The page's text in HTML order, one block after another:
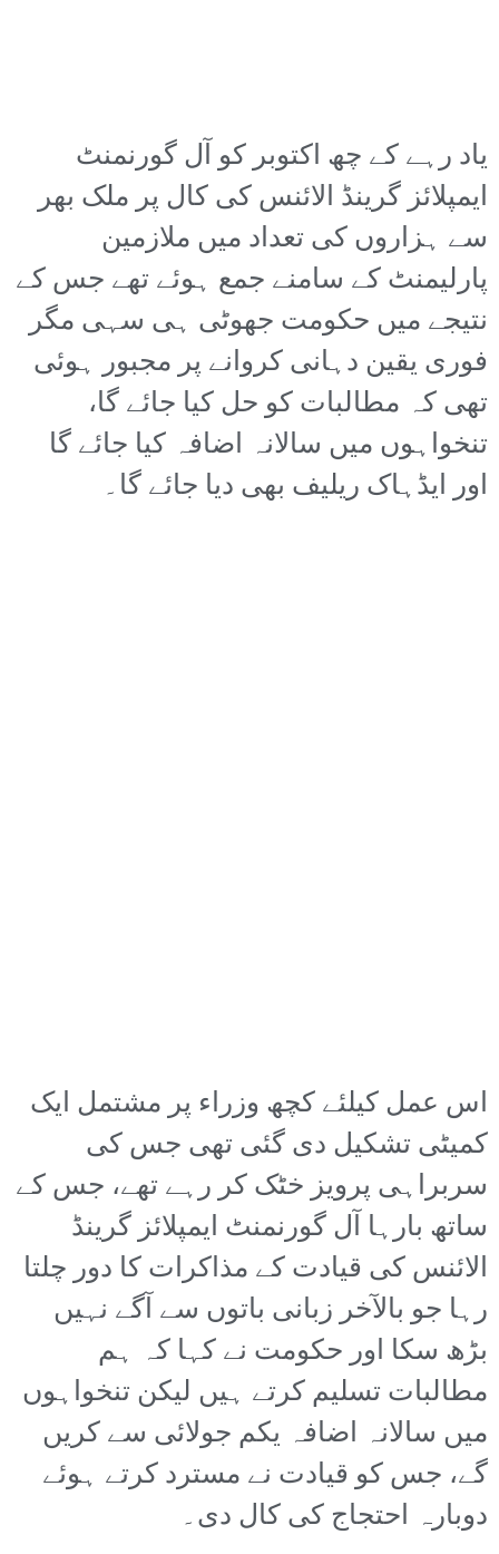
یاد رہے کے چھ اکتوبر کو آل گورنمنٹ
ایمپلائز گرینڈ الائنس کی کال پر ملک بھر
سے ہزاروں کی تعداد میں ملازمین
پارلیمنٹ کے سامنے جمع ہوئے تھے جس کے
نتیجے میں حکومت جھوٹی ہی سہی مگر
فوری یقین دہانی کروانے پر مجبور ہوئی
تھی کہ مطالبات کو حل کیا جائے گا،
تنخواہوں میں سالانہ اضافہ کیا جائے گا
اور ایڈہاک ریلیف بھی دیا جائے گا۔
اس عمل کیلئے کچھ وزراء پر مشتمل ایک
کمیٹی تشکیل دی گئی تھی جس کی
سربراہی پرویز خٹک کر رہے تھے، جس کے
ساتھ بارہا آل گورنمنٹ ایمپلائز گرینڈ
الائنس کی قیادت کے مذاکرات کا دور چلتا
رہا جو بالآخر زبانی باتوں سے آگے نہیں
بڑھ سکا اور حکومت نے کہا کہ ہم
مطالبات تسلیم کرتے ہیں لیکن تنخواہوں
میں سالانہ اضافہ یکم جولائی سے کریں
گے، جس کو قیادت نے مسترد کرتے ہوئے
دوبارہ احتجاج کی کال دی۔